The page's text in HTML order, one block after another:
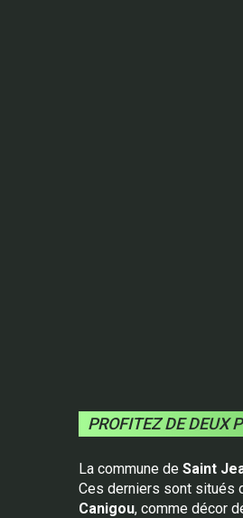
PROFITEZ DE DEUX
La commune de Saint
Ces derniers sont situés
Canigou, comme décor